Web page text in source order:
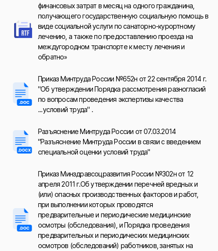
финансовых затрат в месяц на одного гражданина,
получающего государственную социальную помощь в
виде социальной услуги по санаторно-курортному
лечению, а также по предоставлению проезда на
междугородном транспорте к месту лечения и
обратно»
Приказ Минтруда России №652н от 22 сентября 2014 г.
"Об утверждении Порядка рассмотрения разногласий
по вопросам проведения экспертизы качества
...условий труда" .
Разъяснение Минтруда России от 07.03.2014
"Разъяснение Минтруда России в связи с введением
специальной оценки условий труда"
Приказ Минздравсоцразвития России №302н от 12
апреля 2011 г.Об утверждении перечней вредных и
(или) опасных производственных факторов и работ,
при выполнении которых проводятся
предварительные и периодические медицинские
осмотры (обследования), и Порядка проведения
предварительных и периодических медицинских
осмотров (обследований) работников, занятых на